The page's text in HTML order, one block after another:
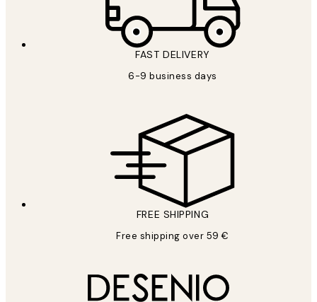
FAST DELIVERY
6-9 business days
FREE SHIPPING
Free shipping over 59 €